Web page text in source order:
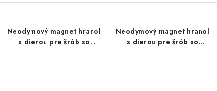
Neodymový magnet hranol
s dierou pre šrób so
Neodymový magnet hranol
s dierou pre šrób so